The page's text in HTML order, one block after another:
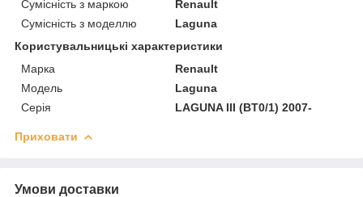
Сумісність з маркою
Renault
Сумісність з моделлю
Laguna
Користувальницькі характеристики
Марка
Renault
Модель
Laguna
Серія
LAGUNA III (BT0/1) 2007-
Приховати
Умови доставки